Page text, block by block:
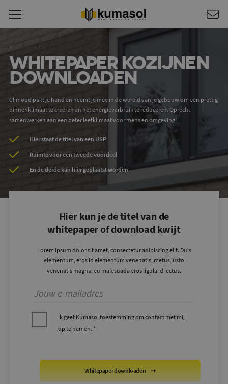
Whitepaper kozijnen
downloaden
Climood pakt je hand en neemt je mee in de wereld van je gebouw om een prettig
binnenklimaat te creëren en het energieverbruik te reduceren. Oprecht
samenwerken aan een beter leefklimaat voor mens en omgeving!
Hier staat de titel van een USP
Ruimte voor een tweede voordeel
En de derde kan hier geplaatst worden
Hier kun je de titel van de
whitepaper of download kwijt
Lorem ipsum dolor sit amet, consectetur adipiscing elit. Duis
elementum, eros id elementum venenatis, metus justo
venenatis magna, eu malesuada eros ligula id lectus.
Ik geef Kumasol toestemming om contact met mij
op te nemen. *
Whitepaper downloaden